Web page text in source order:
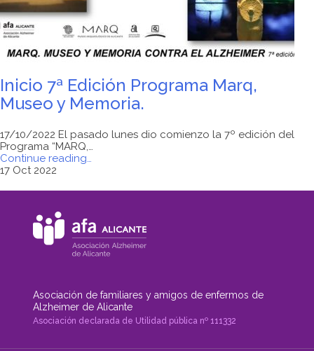
Romana"
Inicio 7ª Edición Programa Marq,
Museo y Memoria.
17/10/2022 El pasado lunes dio comienzo la 7º edición del
Programa “MARQ,…
Continue reading
Programa
Museo
y
Memoria."
…
17 Oct 2022
Asociación de familiares y amigos de enfermos de
Alzheimer de Alicante
Asociación declarada de Utilidad pública nº 111332